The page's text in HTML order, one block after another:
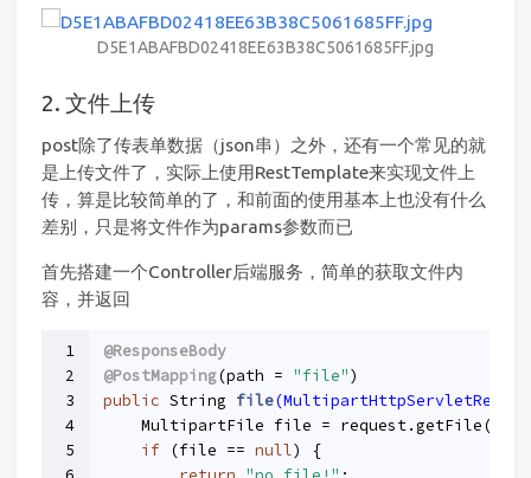
D5E1ABAFBD02418EE63B38C5061685FF.jpg
2. 文件上传
post除了传表单数据（json串）之外，还有一个常见的就
是上传文件了，实际上使用RestTemplate来实现文件上
传，算是比较简单的了，和前面的使用基本上也没有什么
差别，只是将文件作为params参数而已
首先搭建一个Controller后端服务，简单的获取文件内
容，并返回
1
2
3
4
5
@ResponseBody
@PostMapping(path = "file")
public String file
    MultipartFile file = request.getFile(
if (file == null) {